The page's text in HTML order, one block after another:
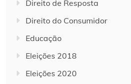
Direito de Resposta
Direito do Consumidor
Educação
Eleições 2018
Eleições 2020